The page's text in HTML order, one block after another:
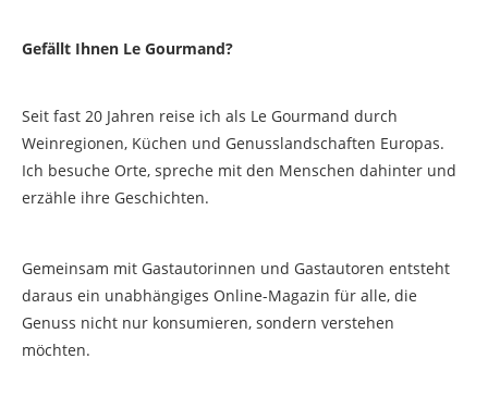
Gefällt Ihnen Le Gourmand?
Seit fast 20 Jahren reise ich als Le Gourmand durch
Weinregionen, Küchen und Genusslandschaften Europas.
Ich besuche Orte, spreche mit den Menschen dahinter und
erzähle ihre Geschichten.
Gemeinsam mit Gastautorinnen und Gastautoren entsteht
daraus ein unabhängiges Online-Magazin für alle, die
Genuss nicht nur konsumieren, sondern verstehen
möchten.